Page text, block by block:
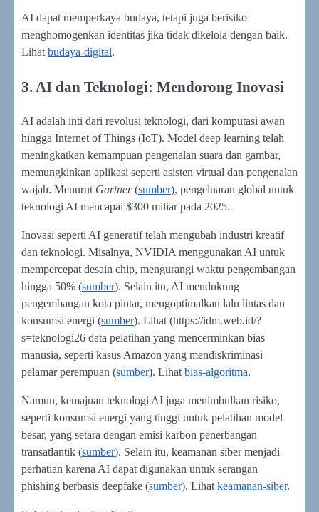
AI dapat memperkaya budaya, tetapi juga berisiko
menghomogenkan identitas jika tidak dikelola dengan baik.
Lihat budaya-digital.
3. AI dan Teknologi: Mendorong Inovasi
AI adalah inti dari revolusi teknologi, dari komputasi awan
hingga Internet of Things (IoT). Model deep learning telah
meningkatkan kemampuan pengenalan suara dan gambar,
memungkinkan aplikasi seperti asisten virtual dan pengenalan
wajah. Menurut Gartner(sumber), pengeluaran global untuk
teknologi AI mencapai $300 miliar pada 2025.
Inovasi seperti AI generatif telah mengubah industri kreatif
dan teknologi. Misalnya, NVIDIA menggunakan AI untuk
mempercepat desain chip, mengurangi waktu pengembangan
hingga 50% (sumber). Selain itu, AI mendukung
pengembangan kota pintar, mengoptimalkan lalu lintas dan
konsumsi energi (sumber). Lihat (https://idm.web.id/?
s=teknologi26 data pelatihan yang mencerminkan bias
manusia, seperti kasus Amazon yang mendiskriminasi
pelamar perempuan (sumber). Lihat bias-algoritma.
Namun, kemajuan teknologi AI juga menimbulkan risiko,
seperti konsumsi energi yang tinggi untuk pelatihan model
besar, yang setara dengan emisi karbon penerbangan
transatlantik (sumber). Selain itu, keamanan siber menjadi
perhatian karena AI dapat digunakan untuk serangan
phishing berbasis deepfake (sumber). Lihat keamanan-siber.